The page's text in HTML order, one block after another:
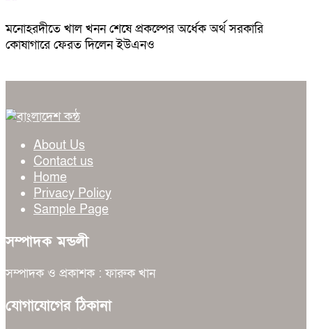
মনোহরদীতে খাল খনন শেষে প্রকল্পের অর্ধেক অর্থ সরকারি
কোষাগারে ফেরত দিলেন ইউএনও
About Us
Contact us
Home
Privacy Policy
Sample Page
সম্পাদক মন্ডলী
সম্পাদক ও প্রকাশক : ফারুক খান
যোগাযোগের ঠিকানা